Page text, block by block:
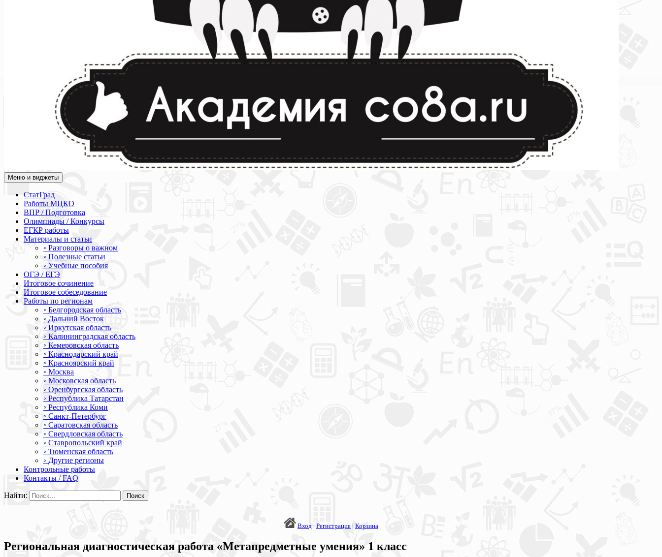
Академия СОВА
Подготовка к ЕГЭ, ОГЭ, ВПР, МЦКО, СтатГрад, КДР, ВОШ, олимпиады и конкурсы
Меню и виджеты
СтатГрад
Работы МЦКО
ВПР / Подготовка
Олимпиады / Конкурсы
ЕГКР работы
Материалы и статьи
◦ Разговоры о важном
◦ Полезные статьи
◦ Учебные пособия
ОГЭ / ЕГЭ
Итоговое сочинение
Итоговое собеседование
Работы по регионам
◦ Белгородская область
◦ Дальний Восток
◦ Иркутская область
◦ Калининградская область
◦ Кемеровская область
◦ Краснодарский край
◦ Красноярский край
◦ Москва
◦ Московская область
◦ Оренбургская область
◦ Республика Татарстан
◦ Республика Коми
◦ Санкт-Петербург
◦ Саратовская область
◦ Свердловская область
◦ Ставропольский край
◦ Тюменская область
◦ Другие регионы
Контрольные работы
Контакты / FAQ
Найти:
Вход | Регистрация | Корзина
Региональная диагностическая работа «Метапредметные умения» 1 класс